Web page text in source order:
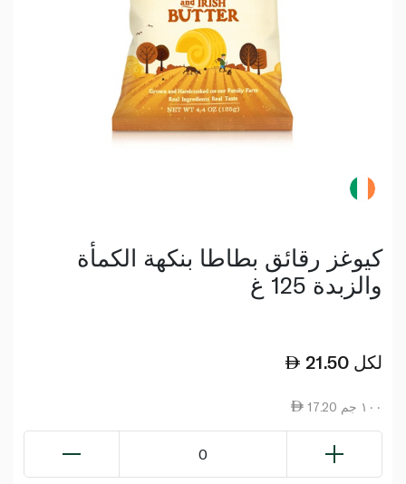
كيوغز رقائق بطاطا بنكهة الكمأة
والزبدة 125 غ
21.50 لكل
17.20 ١٠٠ جم
0